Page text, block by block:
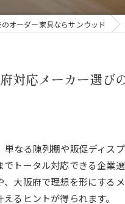
のオーダー家具ならサンウッド
対応メーカー選び
なる陳列棚や販促ディス
トータル対応できる企業
大阪府で理想を形にす
るヒントが得られます。